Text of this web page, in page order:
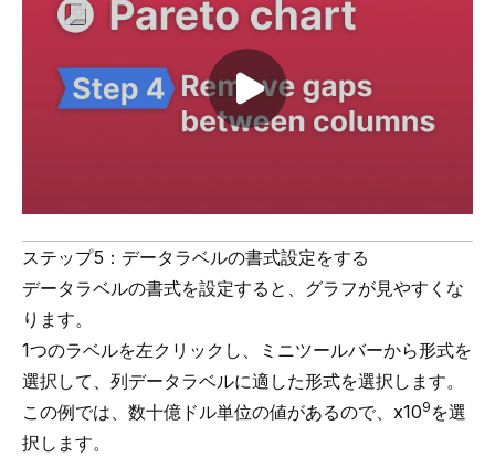
Play video
ステップ5：データラベルの書式設定をする
データラベルの書式を設定すると、グラフが見やすくな
ります。
1つのラベルを左クリックし、ミニツールバーから形式を
選択して、列データラベルに適した形式を選択します。
この例では、数十億ドル単位の値があるので、x109 を選
択します。